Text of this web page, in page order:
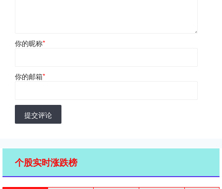
你的昵称*
你的邮箱*
提交评论
个股实时涨跌榜